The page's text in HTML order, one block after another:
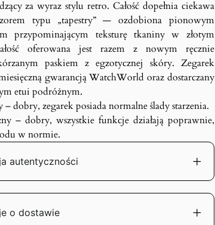
za wyraz stylu retro. Całość dopełnia ciekawa
typu „tapestry” — ozdobiona pionowym
przypominającym teksturę tkaniny w złotym
oferowana jest razem z nowym ręcznie
paskiem z egzotycznej skóry. Zegarek
gwarancją WatchWorld oraz dostarczany
etui podróżnym.
– dobry, zegarek posiada normalne ślady starzenia.
– dobry, wszystkie funkcje działają poprawnie,
w normie.
autentyczności
o dostawie